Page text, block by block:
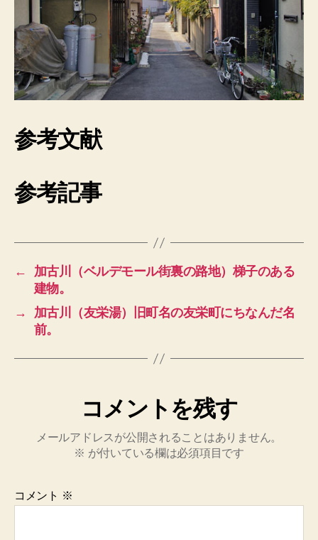
参考文献
参考記事
←
加古川（ベルデモール街裏の路地）梯子のある
建物。
→
加古川（友栄湯）旧町名の友栄町にちなんだ名
前。
コメントを残す
メールアドレスが公開されることはありません。
※ が付いている欄は必須項目です
コメント ※